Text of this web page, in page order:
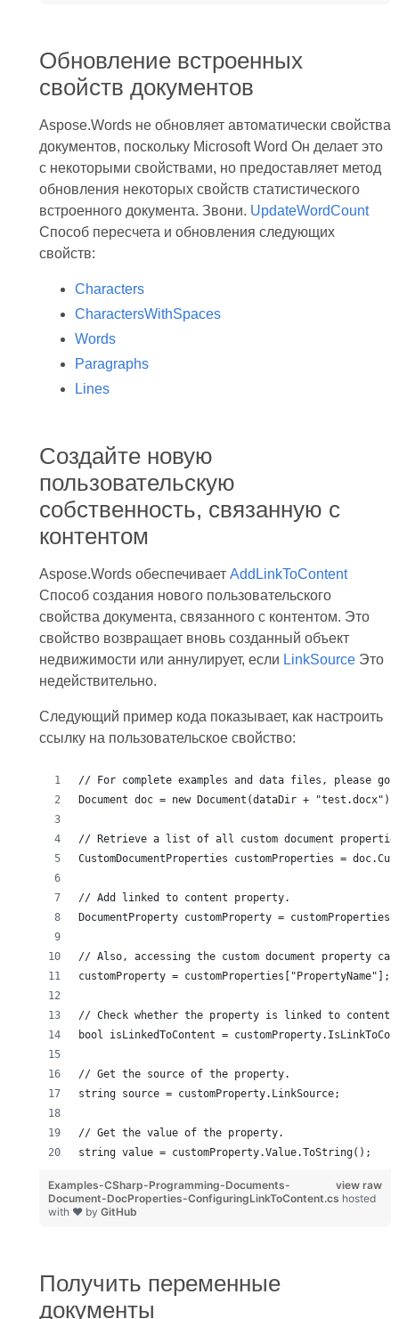
Обновление встроенных
свойств документов
Aspose.Words не обновляет автоматически свойства
документов, поскольку Microsoft Word Он делает это
с некоторыми свойствами, но предоставляет метод
обновления некоторых свойств статистического
встроенного документа. Звони. UpdateWordCount
Способ пересчета и обновления следующих
свойств:
Characters
CharactersWithSpaces
Words
Paragraphs
Lines
Создайте новую
пользовательскую
собственность, связанную с
контентом
Aspose.Words обеспечивает AddLinkToContent
Способ создания нового пользовательского
свойства документа, связанного с контентом. Это
свойство возвращает вновь созданный объект
недвижимости или аннулирует, если LinkSourceЭто
недействительно.
Следующий пример кода показывает, как настроить
ссылку на пользовательское свойство:
// For complete examples and data files, please go
Document doc = new Document(dataDir + "test.docx");
// Retrieve a list of all custom document
CustomDocumentProperties customProperties =
// Add linked to content property.
DocumentProperty customProperty =
// Also, accessing the custom document property
customProperty = customProperties["PropertyName"];
// Check whether the property is linked to content.
bool isLinkedToContent =
// Get the source of the property.
string source = customProperty.LinkSource;
// Get the value of the property.
string value = customProperty.Value.ToString();
view raw
Examples-CSharp-Programming-Documents-
Document-DocProperties-ConfiguringLinkToContent.cs hosted
with ❤ by GitHub
Получить переменные
документы